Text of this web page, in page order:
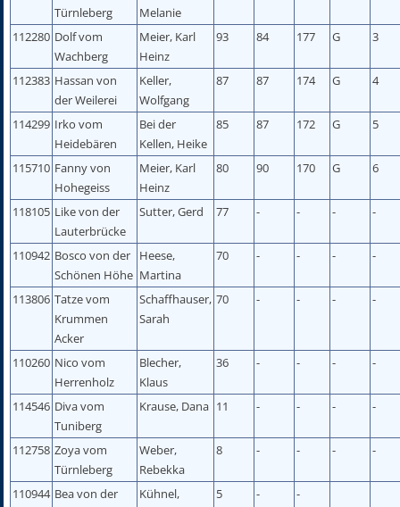
Türnleberg
Melanie
112280 Dolf vom
Wachberg
Meier, Karl
Heinz
93 84 177 G 3
112383 Hassan von
der Weilerei
Keller,
Wolfgang
87 87 174 G 4
114299 Irko vom
Heidebären
Bei der
Kellen, Heike
85 87 172 G 5
115710 Fanny von
Hohegeiss
Meier, Karl
Heinz
80 90 170 G 6
118105 Like von der
Lauterbrücke
Sutter, Gerd 77 - - - -
110942 Bosco von der
Schönen Höhe
Heese,
Martina
70 - - - -
113806 Tatze vom
Krummen
Acker
Schaffhauser,
Sarah
70 - - - -
110260 Nico vom
Herrenholz
Blecher,
Klaus
36 - - - -
114546 Diva vom
Tuniberg
Krause, Dana 11 - - - -
112758 Zoya vom
Türnleberg
Weber,
Rebekka
8 - - - -
110944 Bea von der
Kühnel,
5 - -